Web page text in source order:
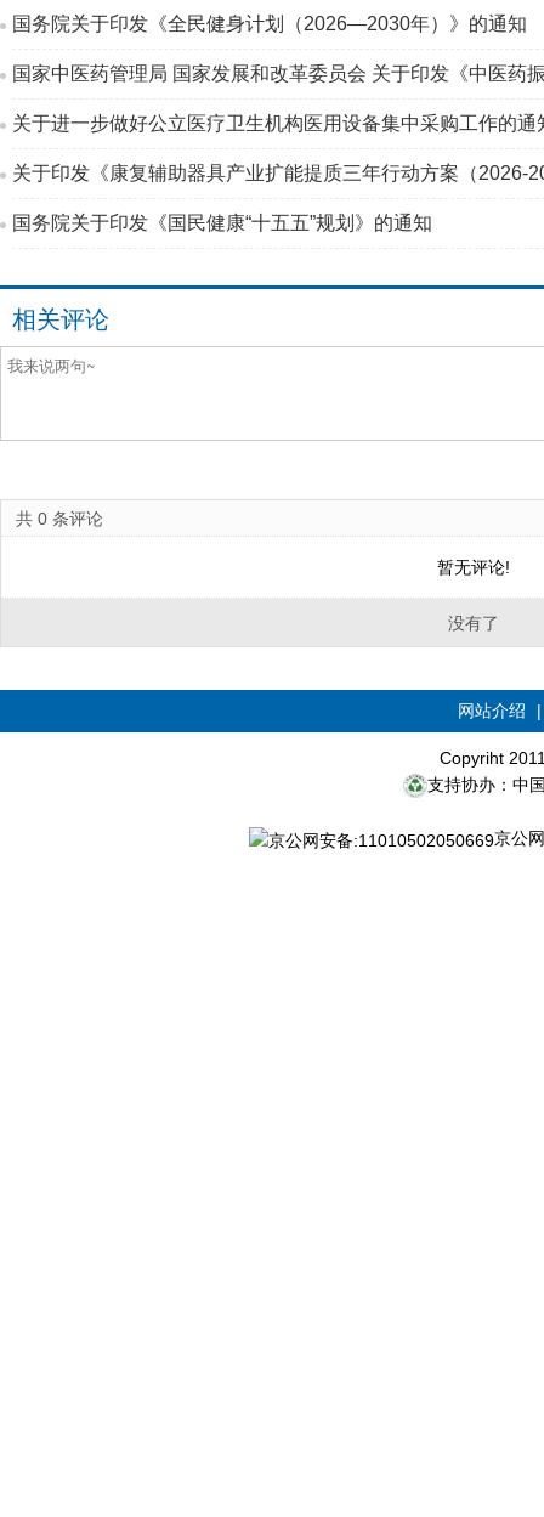
国务院关于印发《全民健身计划（2026—2030年）》的通知
国家中医药管理局 国家发展和改革委员会 关于印发《中医药
关于进一步做好公立医疗卫生机构医用设备集中采购工作的通
关于印发《康复辅助器具产业扩能提质三年行动方案（2026-
国务院关于印发《国民健康“十五五”规划》的通知
相关评论
共 0 条评论
暂无评论!
没有了
网站介绍
Copyriht
支持协办：中
京公